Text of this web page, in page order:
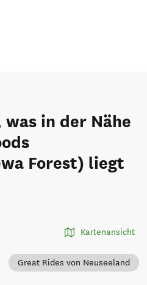
was in der Nähe
Forest) liegt
Kartenansicht
Great Rides von Neuseeland